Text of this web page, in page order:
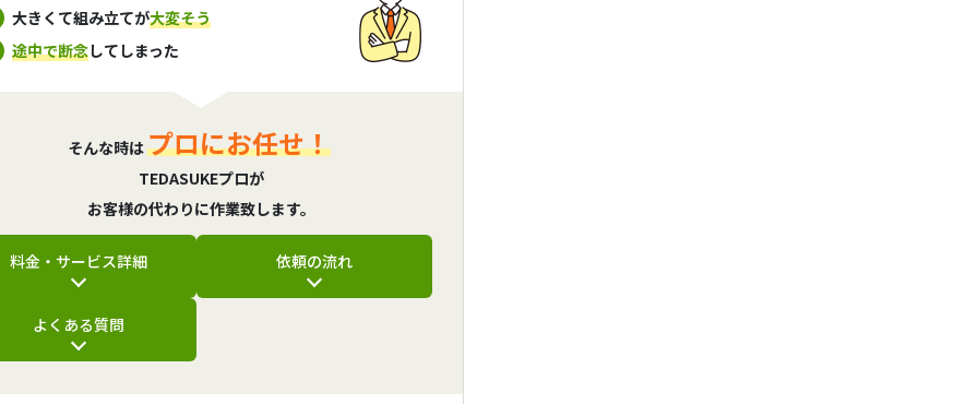
大きくて組み立てが大変そう
途中で断念してしまった
そんな時はプロにお任せ！
TEDASUKEプロが
お客様の代わりに作業致します。
料金・サービス詳細 依頼の流れ
よくある質問